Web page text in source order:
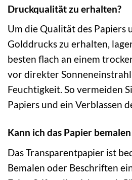
Druckqualität zu erhalten?
Um die Qualität des Papiers
Golddrucks zu erhalten,
besten flach an einem
vor direkter
Feuchtigkeit. So vermeiden
Papiers und ein Verblassen
Kann ich das Papier
Das Transparentpapier ist
Bemalen oder Beschriften